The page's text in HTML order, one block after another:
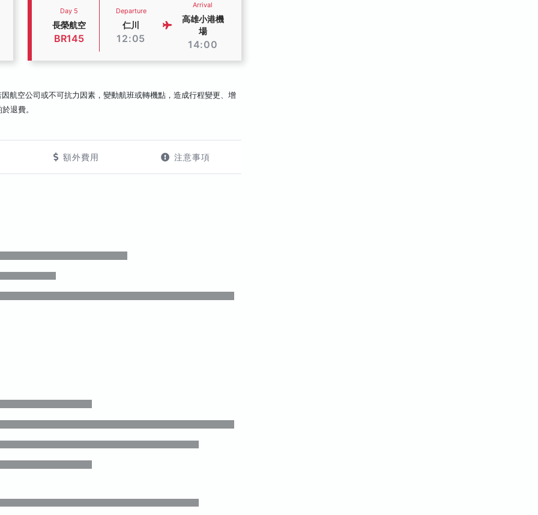
Day 5
長榮航空
BR145
Departure
仁川
12:05
Arrival
高雄小港機
場
14:00
航空公司或不可抗力因素，變動航班或轉機點，造成行程變更、增
退費。
額外費用 注意事項